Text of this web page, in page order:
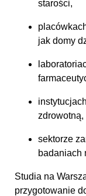
starości,
jak domy
zdrowotną,
sektorze
badaniach
Studia na
przygotowanie